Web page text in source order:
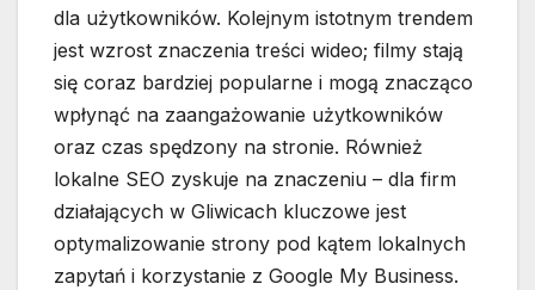
dla użytkowników. Kolejnym istotnym trendem
jest wzrost znaczenia treści wideo; filmy stają
się coraz bardziej popularne i mogą znacząco
wpłynąć na zaangażowanie użytkowników
oraz czas spędzony na stronie. Również
lokalne SEO zyskuje na znaczeniu – dla firm
działających w Gliwicach kluczowe jest
optymalizowanie strony pod kątem lokalnych
zapytań i korzystanie z Google My Business.